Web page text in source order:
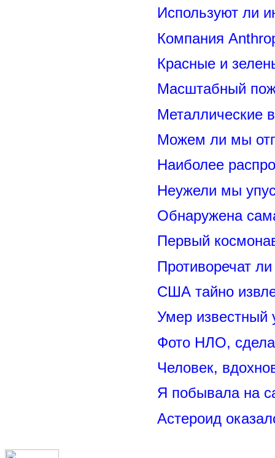
Используют ли
Компания
Красные и
Масштабный
Металлические
Можем ли мы
Наиболее
Неужели мы
Обнаружена
Первый
Противоречат
США тайно
Умер
Фото НЛО,
Человек,
Я побывала на
Астероид